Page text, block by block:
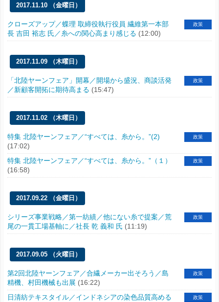
2017.11.10 （金曜日）
クローズアップ／蝶理 取締役執行役員 繊維第一本部
長 吉田 裕志 氏／糸への関心高まり感じる (12:00)
政策
2017.11.09 （木曜日）
「北陸ヤーンフェア」開幕／開場から盛況、商談活発
／新顧客開拓に期待高まる (15:47)
政策
2017.11.02 （木曜日）
特集 北陸ヤーンフェア／“すべては、糸から。”(2)
(17:02)
政策
特集 北陸ヤーンフェア／“すべては、糸から。”（１）
(16:58)
政策
2017.09.22 （金曜日）
シリーズ事業戦略／第一紡績／他にない糸で提案／荒
尾の一貫工場基軸に／社長 乾 義和 氏 (11:19)
政策
2017.09.05 （火曜日）
第2回北陸ヤーンフェア／合繊メーカー出そろう／島
精機、村田機械も出展 (16:22)
政策
日清紡テキスタイル／インドネシアの染色品質高める
政策